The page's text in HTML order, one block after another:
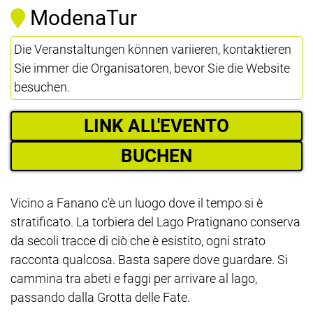
ModenaTur
Die Veranstaltungen können variieren, kontaktieren
Sie immer die Organisatoren, bevor Sie die Website
besuchen.
LINK ALL'EVENTO
BUCHEN
Vicino a Fanano c'è un luogo dove il tempo si è
stratificato. La torbiera del Lago Pratignano conserva
da secoli tracce di ciò che è esistito, ogni strato
racconta qualcosa. Basta sapere dove guardare. Si
cammina tra abeti e faggi per arrivare al lago,
passando dalla Grotta delle Fate.